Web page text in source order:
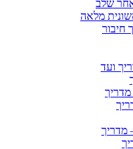
ועד
מדריך